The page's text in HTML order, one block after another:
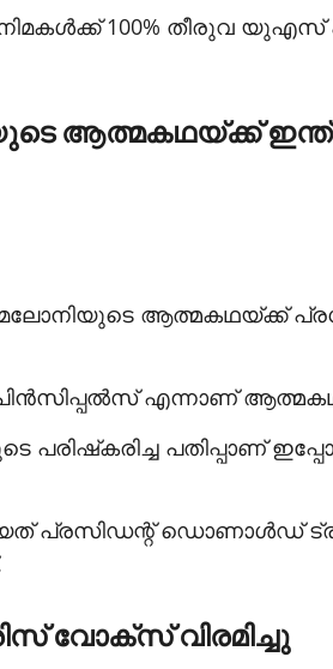
100% തീരുവ യുഎസ്
ആത്മകഥയ്ക്ക്
ആത്മകഥയ്ക്ക്
എന്നാണ്
പരിഷ്‌കരിച്ച പതിപ്പാണ്
ഡൊണാള്‍ഡ്
വോക്‌സ് വിരമിച്ചു